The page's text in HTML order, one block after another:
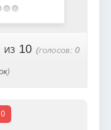
из 10(голосов:0
)
0